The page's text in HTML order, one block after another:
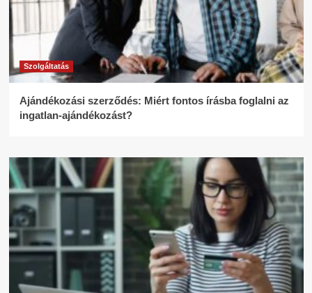
Szolgáltatás
Ajándékozási szerződés: Miért fontos írásba foglalni az
ingatlan-ajándékozást?